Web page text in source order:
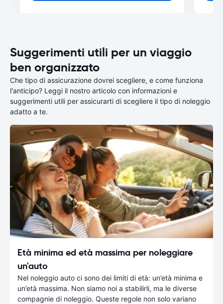
Suggerimenti utili per un viaggio
ben organizzato
Che tipo di assicurazione dovrei scegliere, e come funziona
l'anticipo? Leggi il nostro articolo con informazioni e
suggerimenti utili per assicurarti di scegliere il tipo di noleggio
adatto a te.
Età minima ed età massima per noleggiare
un'auto
Nel noleggio auto ci sono dei limiti di età: un’età minima e
un’età massima. Non siamo noi a stabilirli, ma le diverse
compagnie di noleggio. Queste regole non solo variano